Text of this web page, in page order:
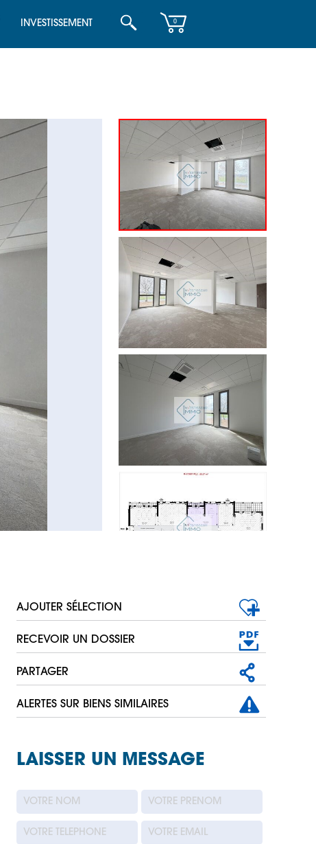
INVESTISSEMENT 0
AJOUTER SÉLECTION
RECEVOIR UN DOSSIER
PARTAGER
ALERTES SUR BIENS SIMILAIRES
LAISSER UN MESSAGE